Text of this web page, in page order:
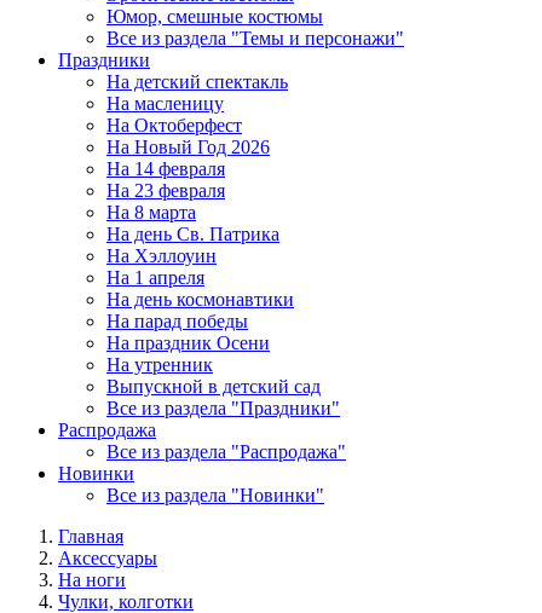
Юмор, смешные костюмы
Все из раздела "Темы и персонажи"
Праздники
На детский спектакль
На масленицу
На Октоберфест
На Новый Год 2026
На 14 февраля
На 23 февраля
На 8 марта
На день Св. Патрика
На Хэллоуин
На 1 апреля
На день космонавтики
На парад победы
На праздник Осени
На утренник
Выпускной в детский сад
Все из раздела "Праздники"
Распродажа
Все из раздела "Распродажа"
Новинки
Все из раздела "Новинки"
Главная
Аксессуары
На ноги
Чулки, колготки